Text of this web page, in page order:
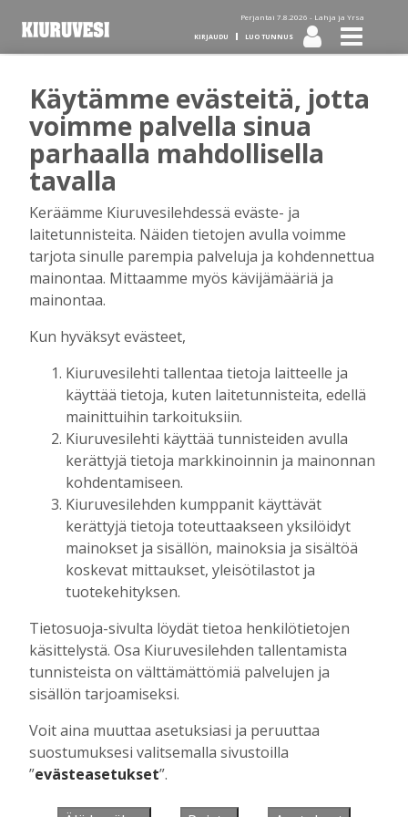
Perjantai 7.8.2026 - Lahja ja Yrsa
KIRJAUDU LUO TUNNUS
Tilaa Kiuruvesi-lehti diginä
tai kotiinkannettuna!
Kirjaudu
Sähköposti
Salasana
Muista minut
Unohtuiko salasana?
se tästä.
Käyntiosoite :
Kiuruvesi Lehti oy
Niemistenkatu 4
Kiuruvesi
Käytämme evästeitä, jotta
voimme palvella sinua
parhaalla mahdollisella
tavalla
Keräämme Kiuruvesilehdessä eväste- ja
laitetunnisteita. Näiden tietojen avulla voimme
tarjota sinulle parempia palveluja ja kohdennettua
mainontaa. Mittaamme myös kävijämääriä ja
mainontaa.
Kun hyväksyt evästeet,
Kiuruvesilehti tallentaa tietoja laitteelle ja
käyttää tietoja, kuten laitetunnisteita, edellä
mainittuihin tarkoituksiin.
Kiuruvesilehti käyttää tunnisteiden avulla
kerättyjä tietoja markkinoinnin ja mainonnan
kohdentamiseen.
Kiuruvesilehden kumppanit käyttävät
kerättyjä tietoja toteuttaakseen yksilöidyt
mainokset ja sisällön, mainoksia ja sisältöä
koskevat mittaukset, yleisötilastot ja
tuotekehityksen.
Tietosuoja-sivulta löydät tietoa henkilötietojen
käsittelystä. Osa Kiuruvesilehden tallentamista
tunnisteista on välttämättömiä palvelujen ja
sisällön tarjoamiseksi.
Voit aina muuttaa asetuksiasi ja peruuttaa
suostumuksesi valitsemalla sivustoilla
”evästeasetukset”.